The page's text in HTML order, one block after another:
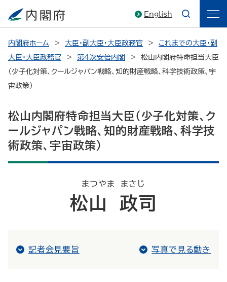
English
内閣府ホーム 大臣・副大臣・大臣政務官
これまでの大臣・副
大臣・大臣政務官
第4次安倍内閣
松山内閣府特命担当大臣
（少子化対策、クールジャパン戦略、知的財産戦略、科学技術政策、宇
宙政策）
松山内閣府特命担当大臣（少子化対策、ク
ールジャパン戦略、知的財産戦略、科学技
術政策、宇宙政策）
まつやま まさじ
松山 政司
記者会見要旨 写真で見る動き